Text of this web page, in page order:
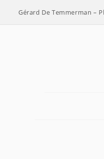
Gérard De Temmerman –